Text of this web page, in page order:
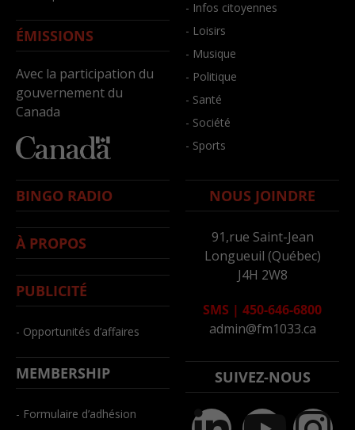
ÉMISSIONS
Avec la participation du
gouvernement du
Canada
- Infos citoyennes
- Loisirs
- Musique
- Politique
- Santé
- Société
- Sports
BINGO RADIO
À PROPOS
PUBLICITÉ
- Opportunités d’affaires
MEMBERSHIP
- Formulaire d’adhésion
NOUS JOINDRE
91,rue Saint-Jean
Longueuil (Québec)
J4H 2W8
SMS | 450-646-6800
admin@fm1033.ca
SUIVEZ-NOUS